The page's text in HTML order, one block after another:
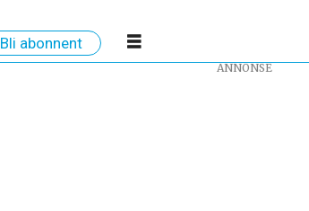
Bli abonnent
ANNONSE